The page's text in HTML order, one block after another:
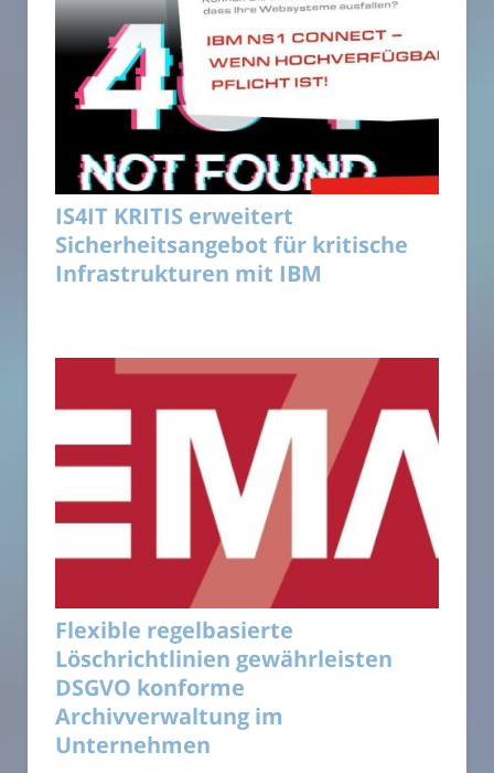
IS4IT KRITIS erweitert
Sicherheitsangebot für kritische
Infrastrukturen mit IBM
Flexible regelbasierte
Löschrichtlinien gewährleisten
DSGVO konforme
Archivverwaltung im
Unternehmen